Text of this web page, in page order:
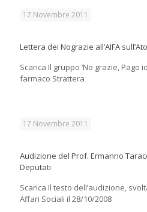
17 Novembre 2011
Lettera dei Nograzie all’AIFA
Scarica Il gruppo ‘No grazie, Pago
farmaco Strattera
17 Novembre 2011
Audizione del Prof. Ermanno
Deputati
Scarica Il testo dell’audizione,
Affari Sociali il 28/10/2008